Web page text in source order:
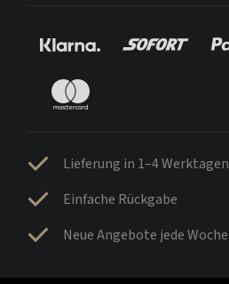
Lieferung in 1–4 Werktagen
Einfache Rückgabe
Neue Angebote jede Woche